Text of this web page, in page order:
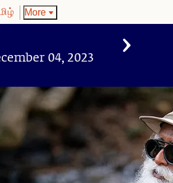
More
04, 2023